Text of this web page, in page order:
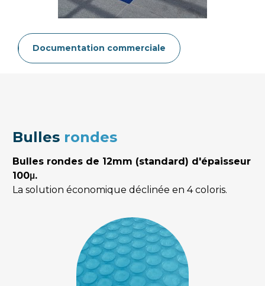
Documentation commerciale
Bulles rondes
Bulles rondes de 12mm (standard) d'épaisseur
100µ.
La solution économique déclinée en 4 coloris.